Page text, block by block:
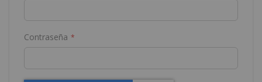
Contraseña